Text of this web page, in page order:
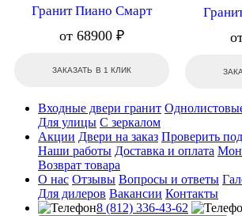
Гранит Пиано Смарт
от 68900 ₽
ЗАКАЗАТЬ В 1 КЛИК
Входные двери гранит
Для улицы С зеркалом
Акции Двери на заказ Проверить
Наши работы Доставка и оплата
Возврат товара
О нас Отзывы Вопросы и ответы
Для дилеров Вакансии Контакты
8 (812) 336-43-62